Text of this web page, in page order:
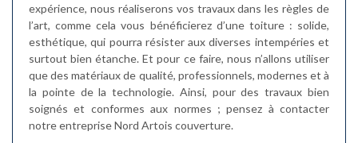
expérience, nous réaliserons vos travaux dans les règles de
l’art, comme cela vous bénéficierez d’une toiture : solide,
esthétique, qui pourra résister aux diverses intempéries et
surtout bien étanche. Et pour ce faire, nous n’allons utiliser
que des matériaux de qualité, professionnels, modernes et à
la pointe de la technologie. Ainsi, pour des travaux bien
soignés et conformes aux normes ; pensez à contacter
notre entreprise Nord Artois couverture.